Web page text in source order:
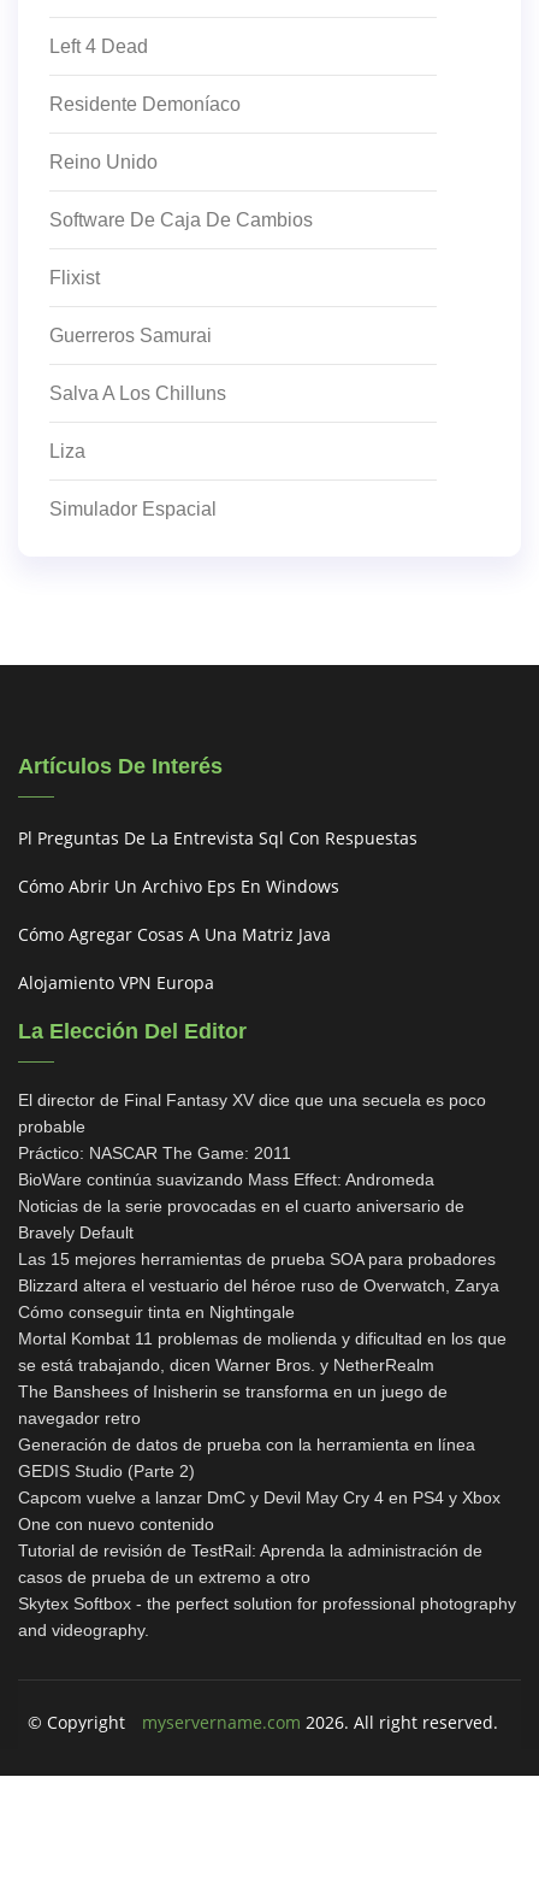
Left 4 Dead
Residente Demoníaco
Reino Unido
Software De Caja De Cambios
Flixist
Guerreros Samurai
Salva A Los Chilluns
Liza
Simulador Espacial
Artículos De Interés
Pl Preguntas De La Entrevista Sql Con Respuestas
Cómo Abrir Un Archivo Eps En Windows
Cómo Agregar Cosas A Una Matriz Java
Alojamiento VPN Europa
La Elección Del Editor
El director de Final Fantasy XV dice que una secuela es poco
probable
Práctico: NASCAR The Game: 2011
BioWare continúa suavizando Mass Effect: Andromeda
Noticias de la serie provocadas en el cuarto aniversario de
Bravely Default
Las 15 mejores herramientas de prueba SOA para probadores
Blizzard altera el vestuario del héroe ruso de Overwatch, Zarya
Cómo conseguir tinta en Nightingale
Mortal Kombat 11 problemas de molienda y dificultad en los que
se está trabajando, dicen Warner Bros. y NetherRealm
The Banshees of Inisherin se transforma en un juego de
navegador retro
Generación de datos de prueba con la herramienta en línea
GEDIS Studio (Parte 2)
Capcom vuelve a lanzar DmC y Devil May Cry 4 en PS4 y Xbox
One con nuevo contenido
Tutorial de revisión de TestRail: Aprenda la administración de
casos de prueba de un extremo a otro
Skytex Softbox - the perfect solution for professional photography
and videography.
© Copyright myservername.com 2026. All right reserved.